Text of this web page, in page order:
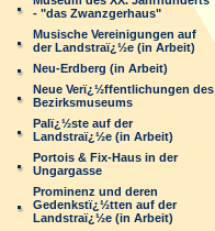
- "das Zwanzgerhaus"
Musische Vereinigungen auf
der Landstraï¿½e (in Arbeit)
Neu-Erdberg (in Arbeit)
Neue Verï¿½ffentlichungen des
Bezirksmuseums
Palï¿½ste auf der
Landstraï¿½e (in Arbeit)
Portois & Fix-Haus in der
Ungargasse
Prominenz und deren
Gedenkstï¿½tten auf der
Landstraï¿½e (in Arbeit)